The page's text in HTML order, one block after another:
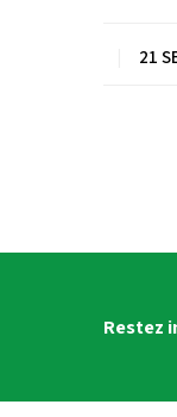
21
Restez